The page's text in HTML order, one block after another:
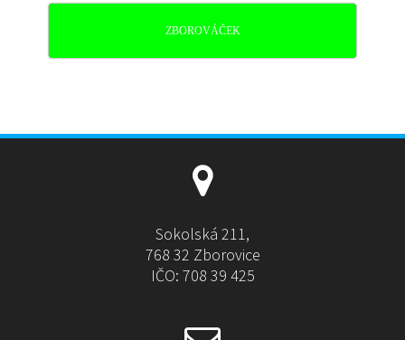
ZBOROVÁČEK
Sokolská 211,
768 32 Zborovice
IČO: 708 39 425